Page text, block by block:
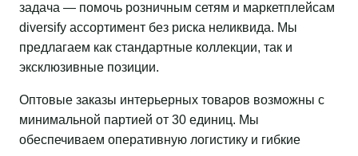
задача — помочь розничным сетям и маркетплейсам
diversify ассортимент без риска неликвида. Мы
предлагаем как стандартные коллекции, так и
эксклюзивные позиции.
Оптовые заказы интерьерных товаров возможны с
минимальной партией от 30 единиц. Мы
обеспечиваем оперативную логистику и гибкие